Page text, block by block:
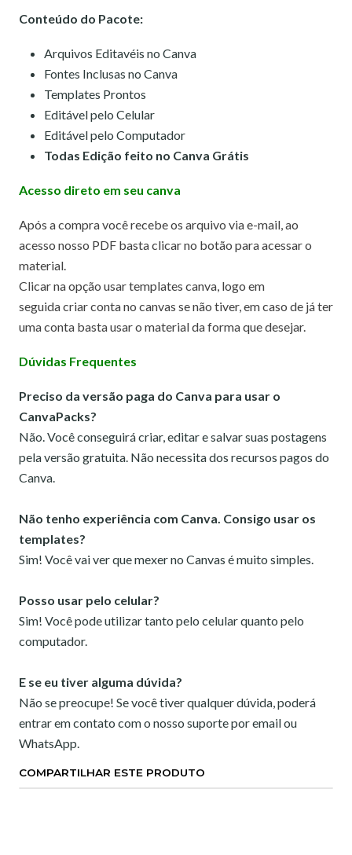
Conteúdo do Pacote:
Arquivos Editavéis no Canva
Fontes Inclusas no Canva
Templates Prontos
Editável pelo Celular
Editável pelo Computador
Todas Edição feito no Canva Grátis
Acesso direto em seu canva
Após a compra você recebe os arquivo via e-mail, ao
acesso nosso PDF basta clicar no botão para acessar o
material.
Clicar na opção usar templates canva, logo em
seguida criar conta no canvas se não tiver, em caso de já ter
uma conta basta usar o material da forma que desejar.
Dúvidas Frequentes
Preciso da versão paga do Canva para usar o
CanvaPacks?
Não. Você conseguirá criar, editar e salvar suas postagens
pela versão gratuita. Não necessita dos recursos pagos do
Canva.
Não tenho experiência com Canva. Consigo usar os
templates?
Sim! Você vai ver que mexer no Canvas é muito simples.
Posso usar pelo celular?
Sim! Você pode utilizar tanto pelo celular quanto pelo
computador.
E se eu tiver alguma dúvida?
Não se preocupe! Se você tiver qualquer dúvida, poderá
entrar em contato com o nosso suporte por email ou
WhatsApp.
COMPARTILHAR ESTE PRODUTO